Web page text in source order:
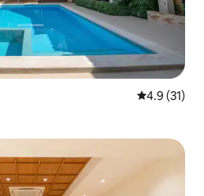
レビュー31
4.9 (31)